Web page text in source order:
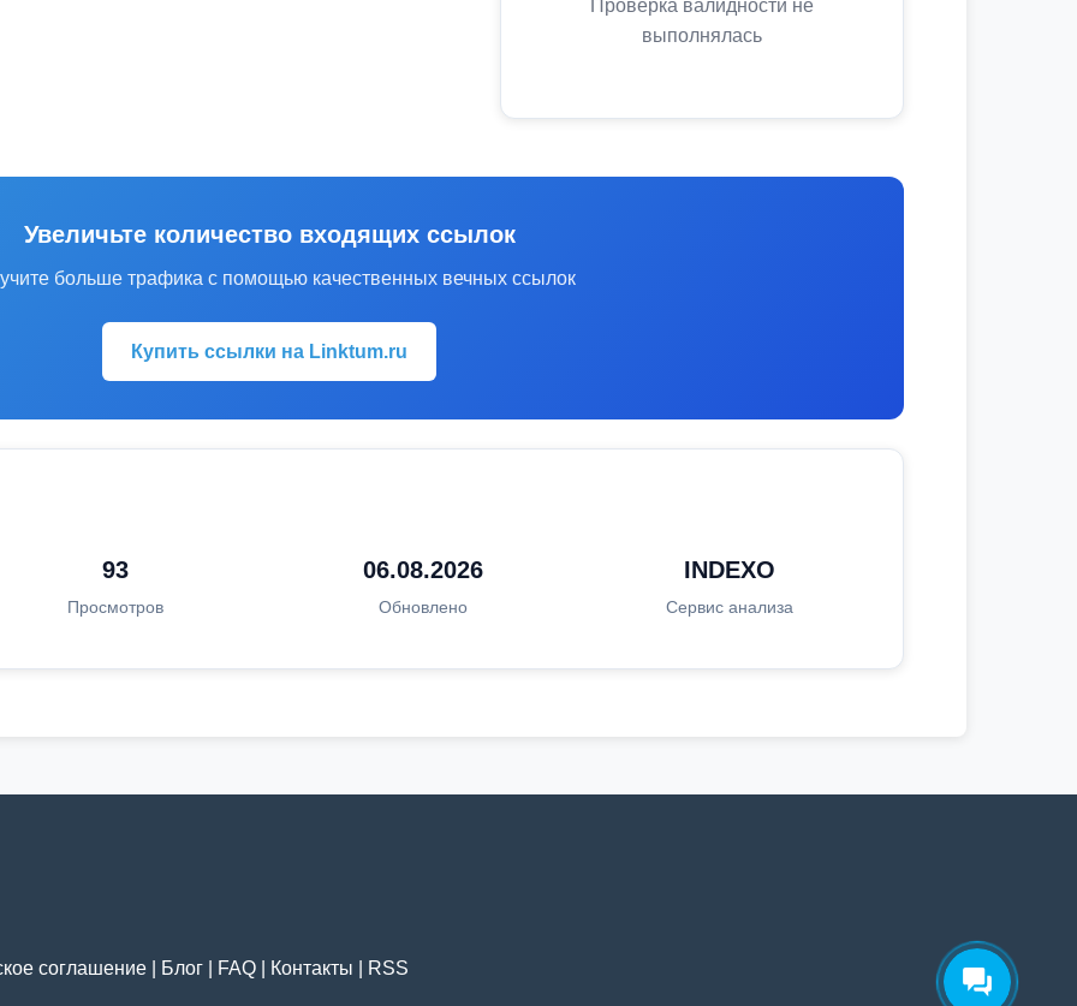
Проверка валидности не
выполнялась
Увеличьте количество входящих ссылок
больше трафика с помощью качественных вечных ссылок
Купить ссылки на Linktum.ru
93
Просмотров
06.08.2026
Обновлено
INDEXO
Сервис анализа
соглашение Блог FAQ Контакты RSS